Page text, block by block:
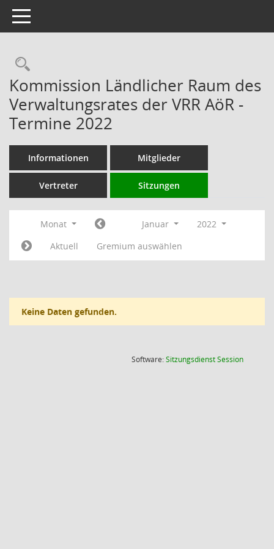
Toggle navigation
Rechercheauswahl
Kommission Ländlicher Raum des
Verwaltungsrates der VRR AöR -
Termine 2022
Informationen Mitglieder
Vertreter Sitzungen
Monat Januar
2022
Aktuell
Gremium auswählen
Keine Daten gefunden.
Software:SitzungsdienstSession(Wird in